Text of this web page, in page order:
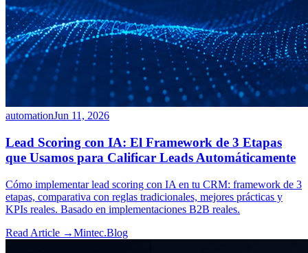
automationJun 11, 2026
Lead Scoring con IA: El Framework de 3 Etapas
que Usamos para Calificar Leads Automáticamente
Cómo implementar lead scoring con IA en tu CRM: framework de 3
etapas, comparativa con reglas tradicionales, mejores prácticas y
KPIs reales. Basado en implementaciones B2B reales.
Read Article →Mintec.Blog